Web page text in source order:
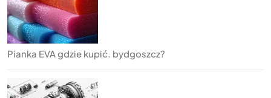
Pianka EVA gdzie kupić. bydgoszcz?